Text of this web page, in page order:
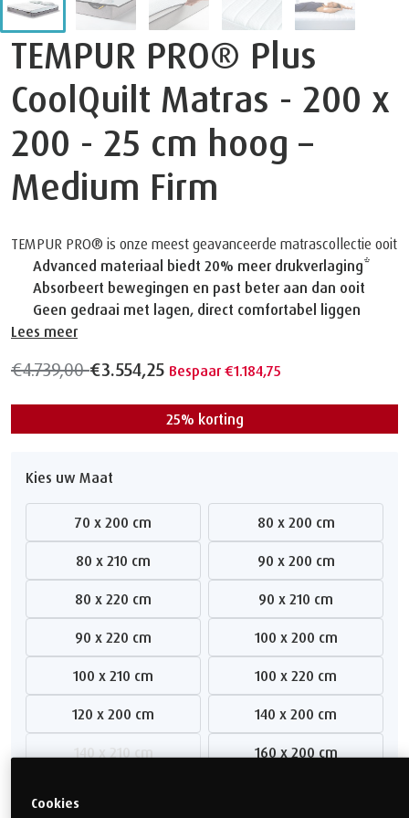
TEMPUR PRO® Plus
CoolQuilt Matras - 200 x
200 - 25 cm hoog –
Medium Firm
TEMPUR PRO® is onze meest geavanceerde matrascollectie ooit
Advanced materiaal biedt 20% meer drukverlaging*
Absorbeert bewegingen en past beter aan dan ooit
Geen gedraai met lagen, direct comfortabel liggen
Lees meer
€4.739,00€3.554,25 Bespaar €1.184,75
25% korting
Kies uw Maat
70 x 200 cm 80 x 200 cm
80 x 210 cm 90 x 200 cm
80 x 220 cm 90 x 210 cm
90 x 220 cm 100 x 200 cm
100 x 210 cm 100 x 220 cm
120 x 200 cm 140 x 200 cm
140 x 210 cm 160 x 200 cm
Cookies